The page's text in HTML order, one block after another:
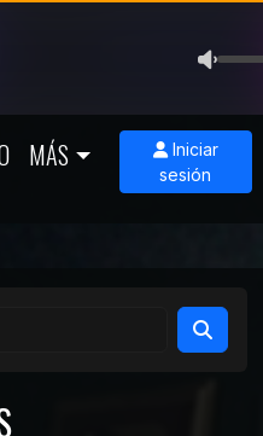
MÁS
Iniciar
sesión